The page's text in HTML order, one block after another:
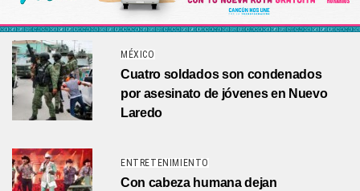
MÉXICO
Cuatro soldados son condenados
por asesinato de jóvenes en Nuevo
Laredo
ENTRETENIMIENTO
Con cabeza humana dejan